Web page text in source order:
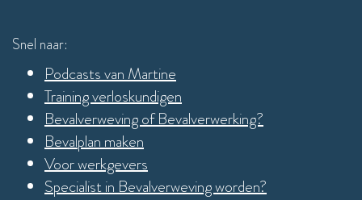
Snel naar:
Podcasts van Martine
Training verloskundigen
Bevalverweving of Bevalverwerking?
Bevalplan maken
Voor werkgevers
Specialist in Bevalverweving worden?